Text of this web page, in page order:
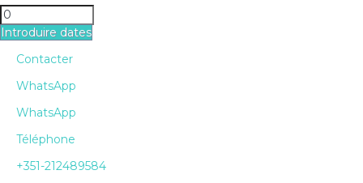
Introduire dates
Contacter
WhatsApp
WhatsApp
Téléphone
+351-212489584